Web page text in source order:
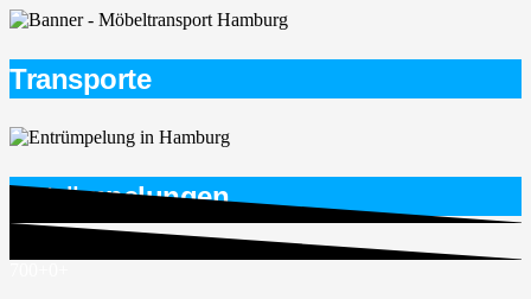
Transporte
Entrümpelungen